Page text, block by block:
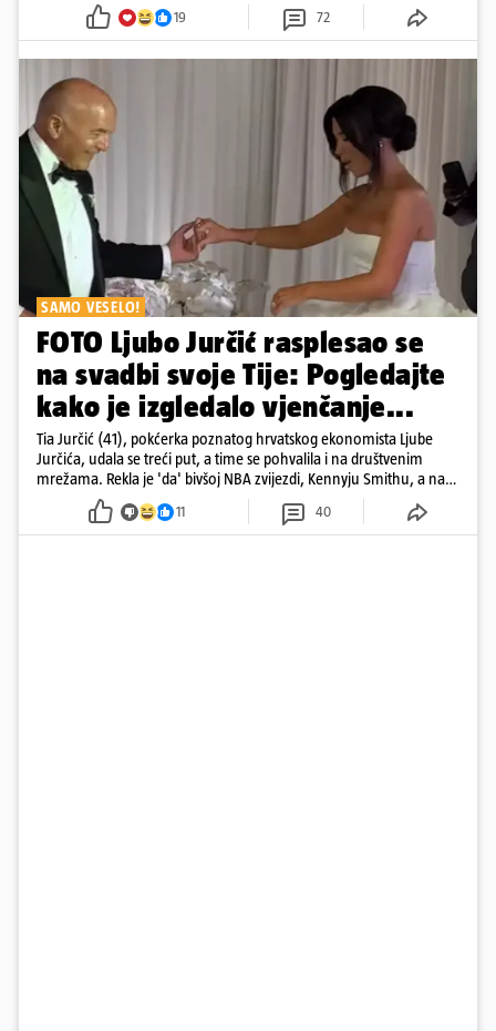
19 72
SAMO VESELO!
FOTO Ljubo Jurčić rasplesao se
na svadbi svoje Tije: Pogledajte
kako je izgledalo vjenčanje...
Tia Jurčić (41), pokćerka poznatog hrvatskog ekonomista Ljube
Jurčića, udala se treći put, a time se pohvalila i na društvenim
mrežama. Rekla je 'da' bivšoj NBA zvijezdi, Kennyju Smithu, a na
snimkama i fotografijama je pokazala vesele trenutke s vjenčanja
11 40